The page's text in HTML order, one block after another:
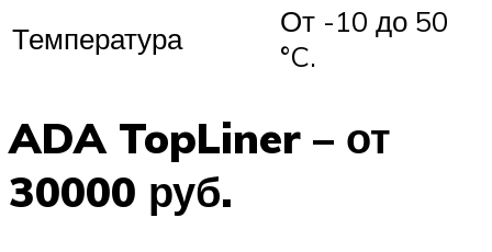
Температура
От -10 до 50
°C.
ADA TopLiner – от
30000 руб.